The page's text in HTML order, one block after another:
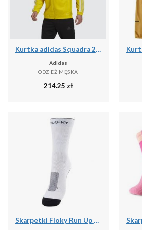
Kurtka adidas Squadra 21 Presentation
Adidas
ODZIEŻ MĘSKA
214.25 zł
Skarpetki Floky Run Up Średnie Dorosłych